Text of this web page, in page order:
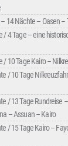
14 Nächte – Oasen –
/ 4 Tage – eine
/ 10 Tage Kairo –
/ 10 Tage
/ 13 Tage Rundreise
– Assuan – Kairo
/ 15 Tage Kairo –